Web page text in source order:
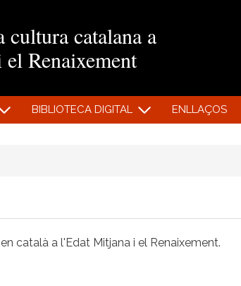
cultura catalana a
Renaixement
BIBLIOTECA DIGITAL ENLLAÇOS
català a l'Edat Mitjana i el Renaixement.